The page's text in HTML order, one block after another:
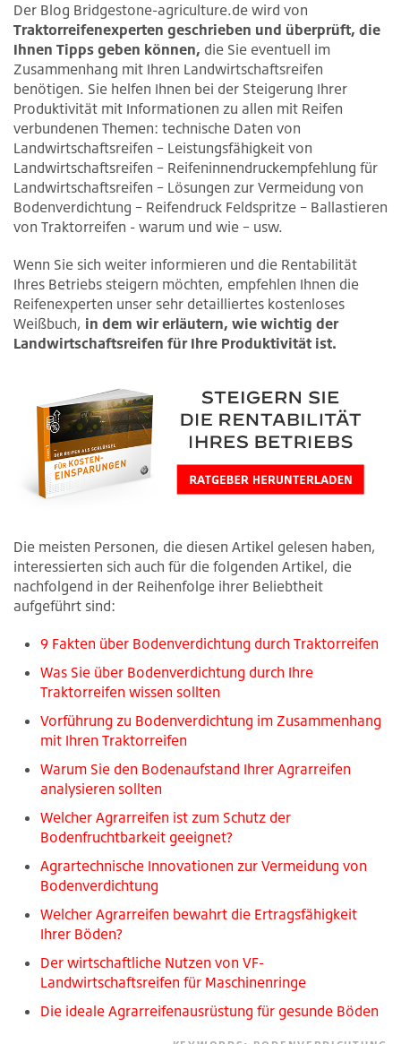
Der Blog Bridgestone-agriculture.de wird von
Traktorreifenexperten geschrieben und überprüft, die
Ihnen Tipps geben können, die Sie eventuell im
Zusammenhang mit Ihren Landwirtschaftsreifen
benötigen. Sie helfen Ihnen bei der Steigerung Ihrer
Produktivität mit Informationen zu allen mit Reifen
verbundenen Themen: technische Daten von
Landwirtschaftsreifen – Leistungsfähigkeit von
Landwirtschaftsreifen – Reifeninnendruckempfehlung für
Landwirtschaftsreifen – Lösungen zur Vermeidung von
Bodenverdichtung – Reifendruck Feldspritze – Ballastieren
von Traktorreifen - warum und wie – usw.
Wenn Sie sich weiter informieren und die Rentabilität
Ihres Betriebs steigern möchten, empfehlen Ihnen die
Reifenexperten unser sehr detailliertes kostenloses
Weißbuch, in dem wir erläutern, wie wichtig der
Landwirtschaftsreifen für Ihre Produktivität ist.
Die meisten Personen, die diesen Artikel gelesen haben,
interessierten sich auch für die folgenden Artikel, die
nachfolgend in der Reihenfolge ihrer Beliebtheit
aufgeführt sind:
9 Fakten über Bodenverdichtung durch Traktorreifen
Was Sie über Bodenverdichtung durch Ihre
Traktorreifen wissen sollten
Vorführung zu Bodenverdichtung im Zusammenhang
mit Ihren Traktorreifen
Warum Sie den Bodenaufstand Ihrer Agrarreifen
analysieren sollten
Welcher Agrarreifen ist zum Schutz der
Bodenfruchtbarkeit geeignet?
Agrartechnische Innovationen zur Vermeidung von
Bodenverdichtung
Welcher Agrarreifen bewahrt die Ertragsfähigkeit
Ihrer Böden?
Der wirtschaftliche Nutzen von VF-
Landwirtschaftsreifen für Maschinenringe
Die ideale Agrarreifenausrüstung für gesunde Böden